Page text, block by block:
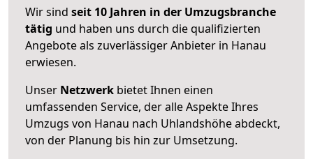
Wir sind seit 10 Jahren in der Umzugsbranche
tätig und haben uns durch die qualifizierten
Angebote als zuverlässiger Anbieter in Hanau
erwiesen.
Unser Netzwerk bietet Ihnen einen
umfassenden Service, der alle Aspekte Ihres
Umzugs von Hanau nach Uhlandshöhe abdeckt,
von der Planung bis hin zur Umsetzung.